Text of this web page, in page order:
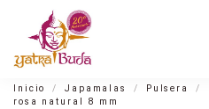
Inicio Japamalas Pulsera
rosa natural 8 mm